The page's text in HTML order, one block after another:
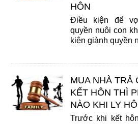
HÔN
Điều kiện để
quyền nuôi con
kiện giành quyền
MUA NHÀ TRẢ
KẾT HÔN THÌ
NÀO KHI LY
Trước khi kết